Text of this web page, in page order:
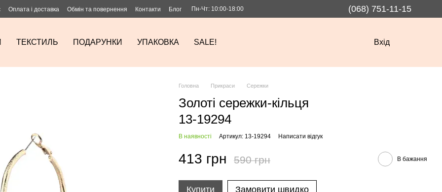
Оплата і доставка Обмін та повернення Контакти Блог Пн-Чт: 10:00-18:00 (068) 751-11-15
ТЕКСТИЛЬ ПОДАРУНКИ УПАКОВКА SALE! Вхід
Головна Прикраси Сережки
Золоті сережки-кільця
13-19294
В наявності Артикул: 13-19294 Написати відгук
413 грн 590 грн В бажання
Купити Замовити швидко